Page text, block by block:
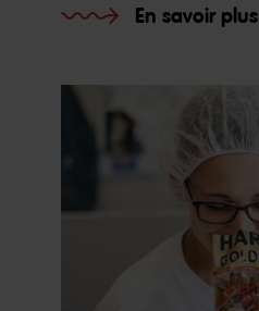
En savoir plus